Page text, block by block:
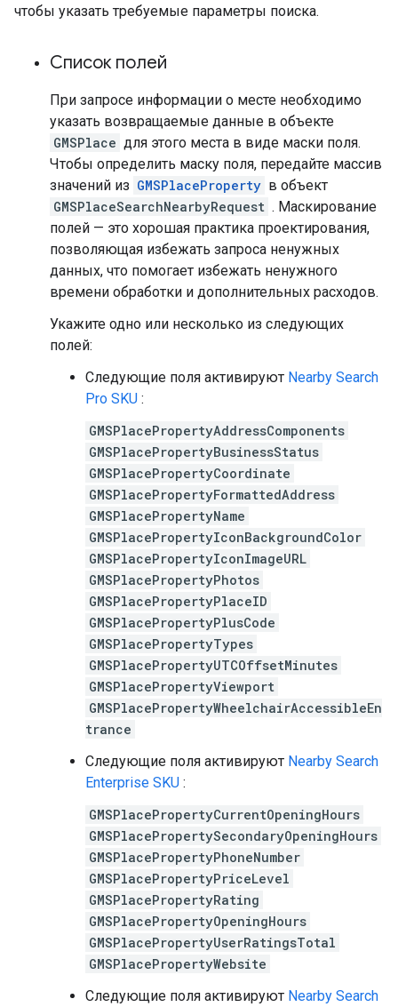
чтобы указать требуемые параметры поиска.
Список полей
При запросе информации о месте необходимо
указать возвращаемые данные в объекте
GMSPlace для этого места в виде маски поля.
Чтобы определить маску поля, передайте массив
значений из GMSPlaceProperty в объект
GMSPlaceSearchNearbyRequest . Маскирование
полей — это хорошая практика проектирования,
позволяющая избежать запроса ненужных
данных, что помогает избежать ненужного
времени обработки и дополнительных расходов.
Укажите одно или несколько из следующих
полей:
Следующие поля активируют Nearby Search
Pro SKU :
GMSPlacePropertyAddressComponents
GMSPlacePropertyBusinessStatus
GMSPlacePropertyCoordinate
GMSPlacePropertyFormattedAddress
GMSPlacePropertyName
GMSPlacePropertyIconBackgroundColor
GMSPlacePropertyIconImageURL
GMSPlacePropertyPhotos
GMSPlacePropertyPlaceID
GMSPlacePropertyPlusCode
GMSPlacePropertyTypes
GMSPlacePropertyUTCOffsetMinutes
GMSPlacePropertyViewport
GMSPlacePropertyWheelchairAccessibleEn
trance
Следующие поля активируют Nearby Search
Enterprise SKU :
GMSPlacePropertyCurrentOpeningHours
GMSPlacePropertySecondaryOpeningHours
GMSPlacePropertyPhoneNumber
GMSPlacePropertyPriceLevel
GMSPlacePropertyRating
GMSPlacePropertyOpeningHours
GMSPlacePropertyUserRatingsTotal
GMSPlacePropertyWebsite
Следующие поля активируют Nearby Search